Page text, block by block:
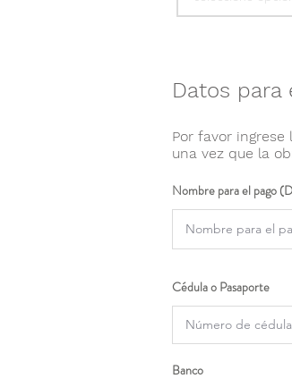
Datos para
Por favor
una vez que la
Nombre para el pago
Cédula o Pasaporte
Banco